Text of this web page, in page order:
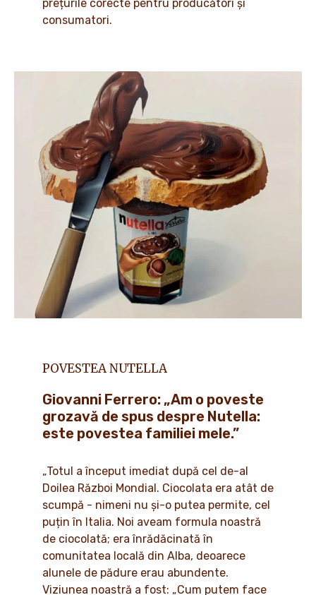
prețurile corecte pentru producători și
consumatori.
POVESTEA NUTELLA
Giovanni Ferrero: „Am o poveste
grozavă de spus despre Nutella:
este povestea familiei mele.”
„Totul a început imediat după cel de-al
Doilea Război Mondial. Ciocolata era atât de
scumpă - nimeni nu și-o putea permite, cel
puțin în Italia. Noi aveam formula noastră
de ciocolată; era înrădăcinată în
comunitatea locală din Alba, deoarece
alunele de pădure erau abundente.
Viziunea noastră a fost: „Cum putem face